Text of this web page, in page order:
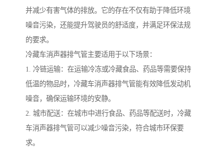
并减少有害气体的排放。它的存在不仅有助于降低环境
噪音污染，还能提升驾驶员的舒适度，并满足环保法规
的要求。
冷藏车消声器排气管主要适用于以下场景：
1. 冷链运输：在运输冷冻或冷藏食品、药品等需要保持
低温的物品时，冷藏车消声器排气管能有效降低发动机
噪音，确保运输环境的安静。
2. 城市配送：在城市中进行食品、药品等配送时，冷藏
车消声器排气管可以减少噪音污染，符合城市环保要
求。